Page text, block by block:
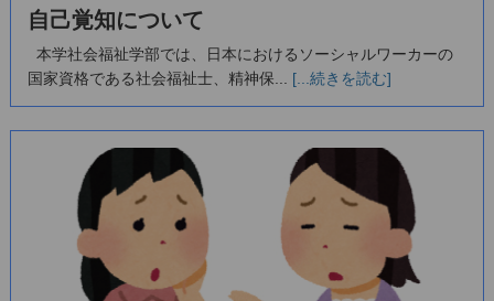
自己覚知について
本学社会福祉学部では、日本におけるソーシャルワーカーの
国家資格である社会福祉士、精神保... [...続きを読む]